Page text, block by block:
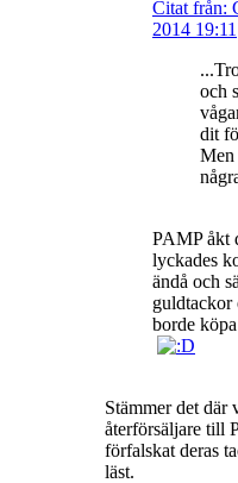
Citat från:
2014 19:11
och
dit
Men
PAMP åkt
lyckades
ändå och
guldtackor
borde
Stämmer det där
återförsäljare till
förfalskat deras
läst.